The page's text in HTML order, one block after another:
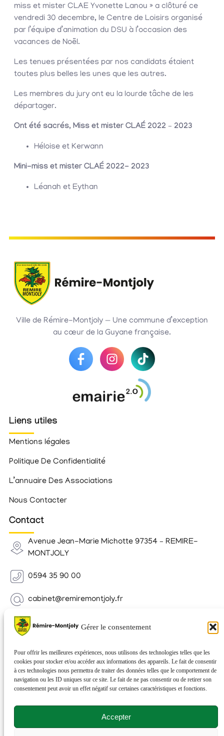
Gérer le consentement
Pour offrir les meilleures expériences, nous utilisons des technologies telles que les
cookies pour stocker et/ou accéder aux informations des appareils. Le fait de consentir
à ces technologies nous permettra de traiter des données telles que le comportement de
navigation ou les ID uniques sur ce site. Le fait de ne pas consentir ou de retirer son
consentement peut avoir un effet négatif sur certaines caractéristiques et fonctions.
Accepter
miss et mister CLAE Yvonette Lanou » a clôturé ce
vendredi 30 decembre, le Centre de Loisirs organisé
par l’équipe d’animation du DSU à l’occasion des
vacances de Noël.
Les tenues présentées par nos candidats étaient
toutes plus belles les unes que les autres.
Les membres du jury ont eu la lourde tâche de les
départager.
Ont été sacrés, Miss et mister CLAÉ 2022 – 2023
Héloise et Kerwann
Mini-miss et mister CLAÉ 2022- 2023
Léanah et Eythan
Ville de Rémire-Montjoly — Une commune d’exception
au cœur de la Guyane française.
Liens utiles
Mentions légales
Politique De Confidentialité
L’annuaire Des Associations
Nous Contacter
Contact
Avenue Jean-Marie Michotte 97354 – REMIRE-
MONTJOLY
0594 35 90 00
cabinet@remiremontjoly.fr
Newsletter
nouvelles de votre commune.